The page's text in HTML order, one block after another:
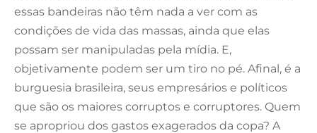
essas bandeiras não têm nada a ver com as
condições de vida das massas, ainda que elas
possam ser manipuladas pela mídia. E,
objetivamente podem ser um tiro no pé. Afinal, é a
burguesia brasileira, seus empresários e políticos
que são os maiores corruptos e corruptores. Quem
se apropriou dos gastos exagerados da copa? A